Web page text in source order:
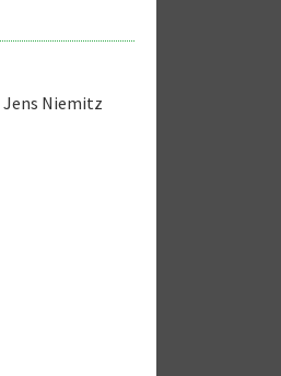
Jens Niemitz